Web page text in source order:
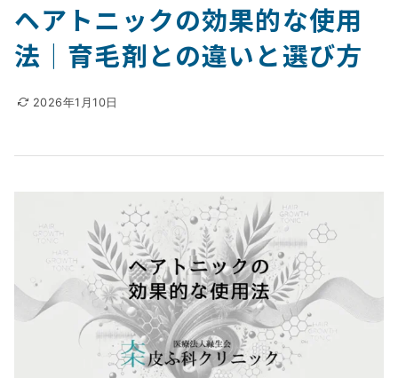
ヘアトニックの効果的な使用
法｜育毛剤との違いと選び方
2026年1月10日